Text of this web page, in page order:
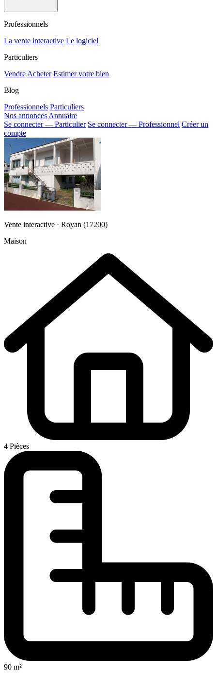
Professionnels
La vente interactive Le logiciel
Particuliers
Vendre Acheter Estimer votre bien
Blog
Professionnels Particuliers
Nos annonces Annuaire
Se connecter — Particulier Se connecter — Professionnel Créer un
compte
Vente interactive · Royan (17200)
Maison
4 Pièces
90 m²